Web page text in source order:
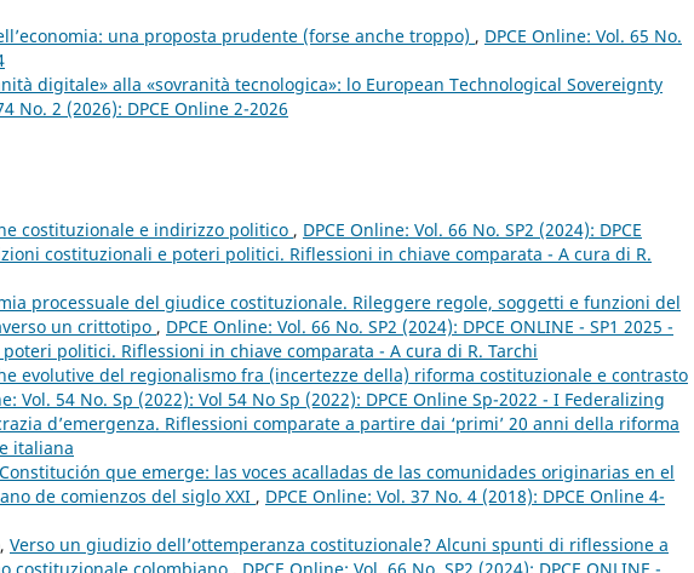
una proposta prudente (forse anche troppo) , DPCE Online: Vol. 65 No.
digitale» alla «sovranità tecnologica»: lo European Technological Sovereignty
No. 2 (2026): DPCE Online 2-2026
costituzionale e indirizzo politico , DPCE Online: Vol. 66 No. SP2 (2024): DPCE
costituzionali e poteri politici. Riflessioni in chiave comparata - A cura di R.
processuale del giudice costituzionale. Rileggere regole, soggetti e funzioni del
un crittotipo , DPCE Online: Vol. 66 No. SP2 (2024): DPCE ONLINE - SP1 2025 -
politici. Riflessioni in chiave comparata - A cura di R. Tarchi
evolutive del regionalismo fra (incertezze della) riforma costituzionale e contrasto
Vol. 54 No. Sp (2022): Vol 54 No Sp (2022): DPCE Online Sp-2022 - I Federalizing
d’emergenza. Riflessioni comparate a partire dai ‘primi’ 20 anni della riforma
italiana
que emerge: las voces acalladas de las comunidades originarias en el
de comienzos del siglo XXI , DPCE Online: Vol. 37 No. 4 (2018): DPCE Online 4-
Verso un giudizio dell’ottemperanza costituzionale? Alcuni spunti di riflessione a
costituzionale colombiano , DPCE Online: Vol. 66 No. SP2 (2024): DPCE ONLINE -